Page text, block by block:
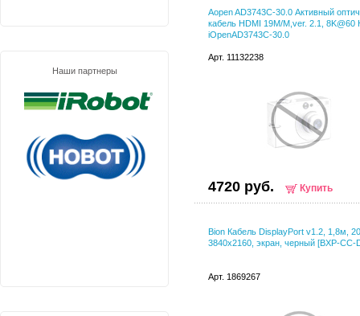
Aopen AD3743C-30.0 Активный
кабель HDMI 19M/M,ver. 2.1, 8K@60
iOpenAD3743C-30.0
Арт. 11132238
4720 руб. Купить
Bion Кабель DisplayPort v1.2, 1,8м,
3840x2160, экран, черный [BXP-CC-
Арт. 1869267
Наши партнеры